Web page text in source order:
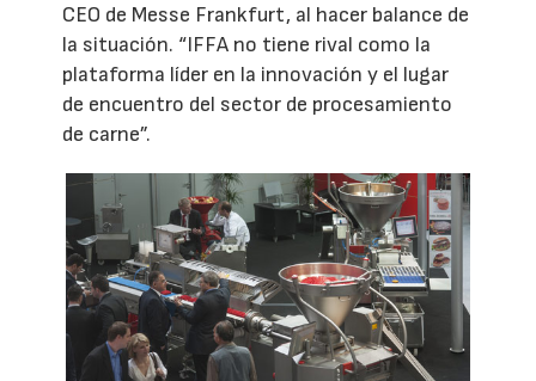
CEO de Messe Frankfurt, al hacer balance de
la situación. “IFFA no tiene rival como la
plataforma líder en la innovación y el lugar
de encuentro del sector de procesamiento
de carne”.